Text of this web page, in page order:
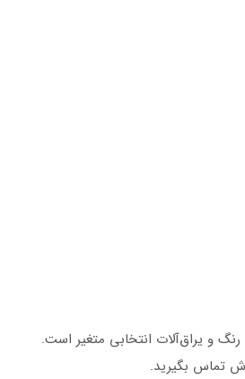
و یراق‌آلات انتخابی متغیر است.
تماس بگیرید.